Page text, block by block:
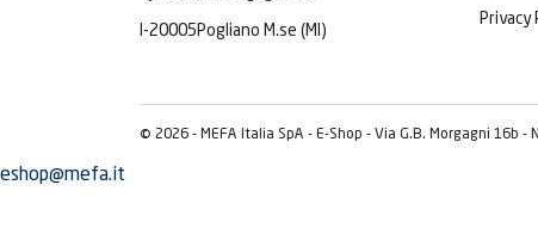
I-20005Pogliano M.se (MI)
Privacy
© 2026 - MEFA Italia SpA - E-Shop - Via G.B. Morgagni 16b -
eshop@mefa.it